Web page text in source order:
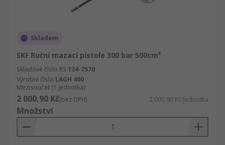
Skladem
SKF Ruční mazací pistole 300 bar 500cm³
Skladové číslo RS 134-7570
Výrobní číslo LAGH 400
Mezisoučet (1 jednotka)
2 000,90 Kč(bez DPH) 2 000,90 Kč/jednotka
Množství